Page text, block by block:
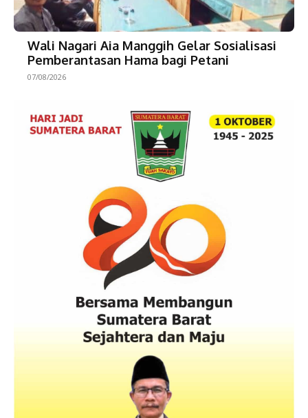
Wali Nagari Aia Manggih Gelar Sosialisasi
Pemberantasan Hama bagi Petani
07/08/2026